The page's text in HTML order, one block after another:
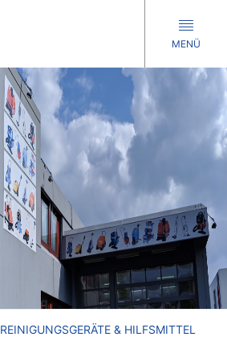
MENÜ
REINIGUNGSGERÄTE & HILFSMITTEL